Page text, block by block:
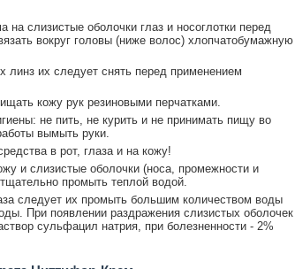
на слизистые оболочки глаз и носоглотки перед
вокруг головы (ниже волос) хлопчатобумажную
линз их следует снять перед применением
кожу рук резиновыми перчатками.
не пить, не курить и не принимать пищу во
вымыть руки.
в рот, глаза и на кожу!
и слизистые оболочки (носа, промежности и
промыть теплой водой.
следует их промыть большим количеством воды
При появлении раздражения слизистых оболочек
сульфацил натрия, при болезненности - 2%